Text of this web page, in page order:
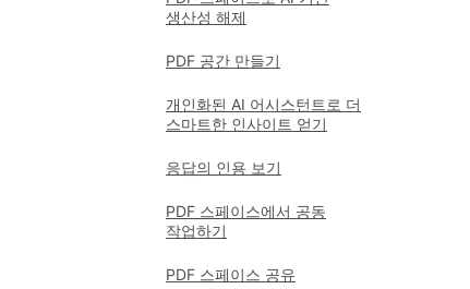
생산성 해제
PDF 공간 만들기
개인화된 AI 어시스턴트로 더
스마트한 인사이트 얻기
응답의 인용 보기
PDF 스페이스에서 공동
작업하기
PDF 스페이스 공유